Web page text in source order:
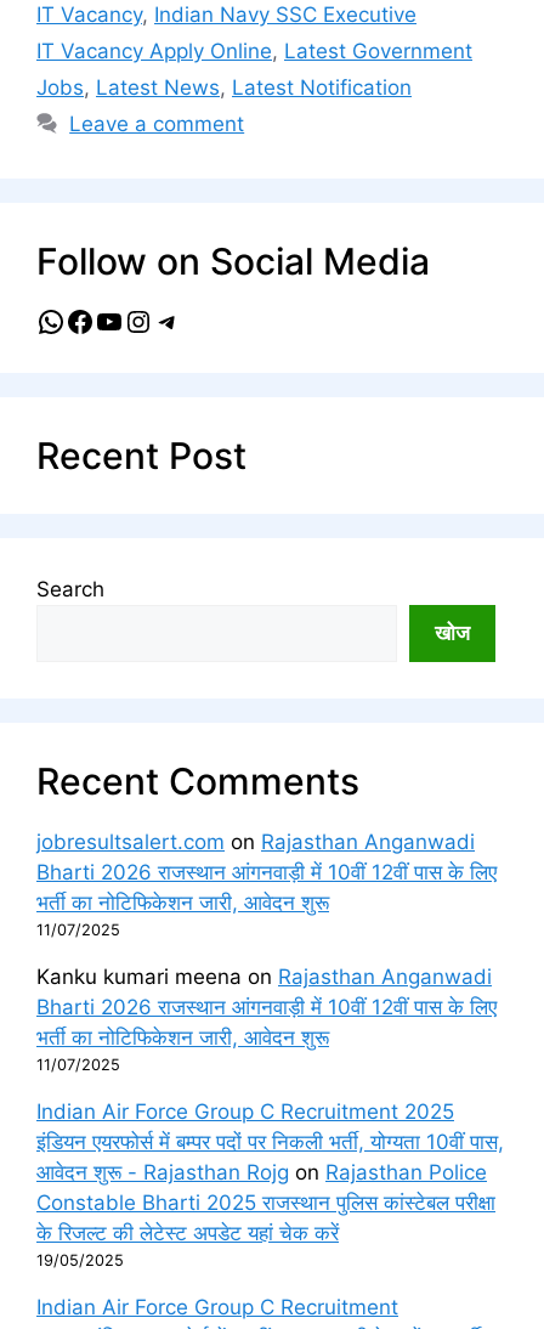
IT Vacancy, Indian Navy SSC Executive
IT Vacancy Apply Online, Latest Government
Jobs, Latest News, Latest Notification
Leave a comment
Follow on Social Media
WhatsApp
Facebook
YouTube
Instagram
Telegram
Recent Post
Search
खोज
Recent Comments
jobresultsalert.com on Rajasthan Anganwadi
Bharti 2026 राजस्थान आंगनवाड़ी में 10वीं 12वीं पास के लिए
भर्ती का नोटिफिकेशन जारी, आवेदन शुरू
11/07/2025
Kanku kumari meena on Rajasthan Anganwadi
Bharti 2026 राजस्थान आंगनवाड़ी में 10वीं 12वीं पास के लिए
भर्ती का नोटिफिकेशन जारी, आवेदन शुरू
11/07/2025
Indian Air Force Group C Recruitment 2025
इंडियन एयरफोर्स में बम्पर पदों पर निकली भर्ती, योग्यता 10वीं पास,
आवेदन शुरू - Rajasthan Rojg on Rajasthan Police
Constable Bharti 2025 राजस्थान पुलिस कांस्टेबल परीक्षा
के रिजल्ट की लेटेस्ट अपडेट यहां चेक करें
19/05/2025
Indian Air Force Group C Recruitment